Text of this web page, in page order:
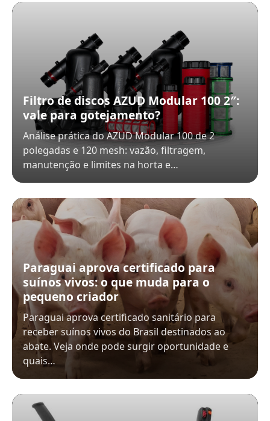
Filtro de discos AZUD Modular 100 2″:
vale para gotejamento?
Análise prática do AZUD Modular 100 de 2
polegadas e 120 mesh: vazão, filtragem,
manutenção e limites na horta e…
Paraguai aprova certificado para
suínos vivos: o que muda para o
pequeno criador
Paraguai aprova certificado sanitário para
receber suínos vivos do Brasil destinados ao
abate. Veja onde pode surgir oportunidade e
quais…